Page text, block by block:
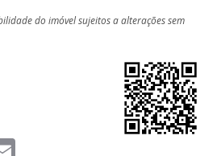
do imóvel sujeitos a alterações sem